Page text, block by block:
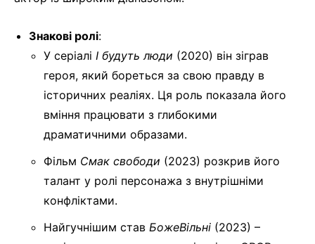
Знакові ролі:
У серіалі І будуть люди (2020) він зіграв
героя, який бореться за свою правду в
історичних реаліях. Ця роль показала його
вміння працювати з глибокими
драматичними образами.
Фільм Смак свободи (2023) розкрив його
талант у ролі персонажа з внутрішніми
конфліктами.
Найгучнішим став БожеВільні (2023) –